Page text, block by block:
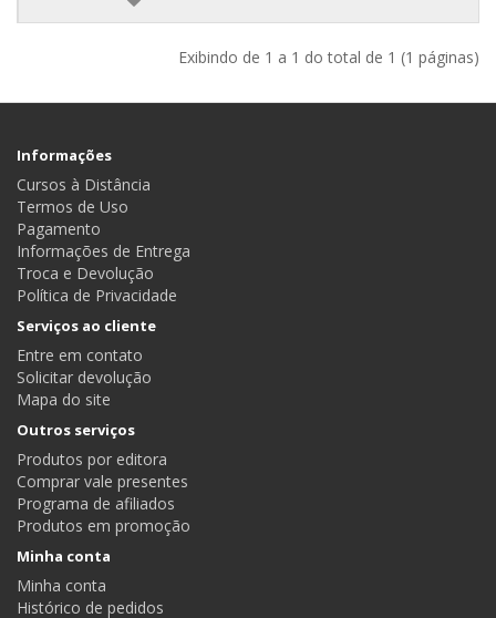
Exibindo de 1 a 1 do total de 1 (1 páginas)
Informações
Cursos à Distância
Termos de Uso
Pagamento
Informações de Entrega
Troca e Devolução
Política de Privacidade
Serviços ao cliente
Entre em contato
Solicitar devolução
Mapa do site
Outros serviços
Produtos por editora
Comprar vale presentes
Programa de afiliados
Produtos em promoção
Minha conta
Minha conta
Histórico de pedidos